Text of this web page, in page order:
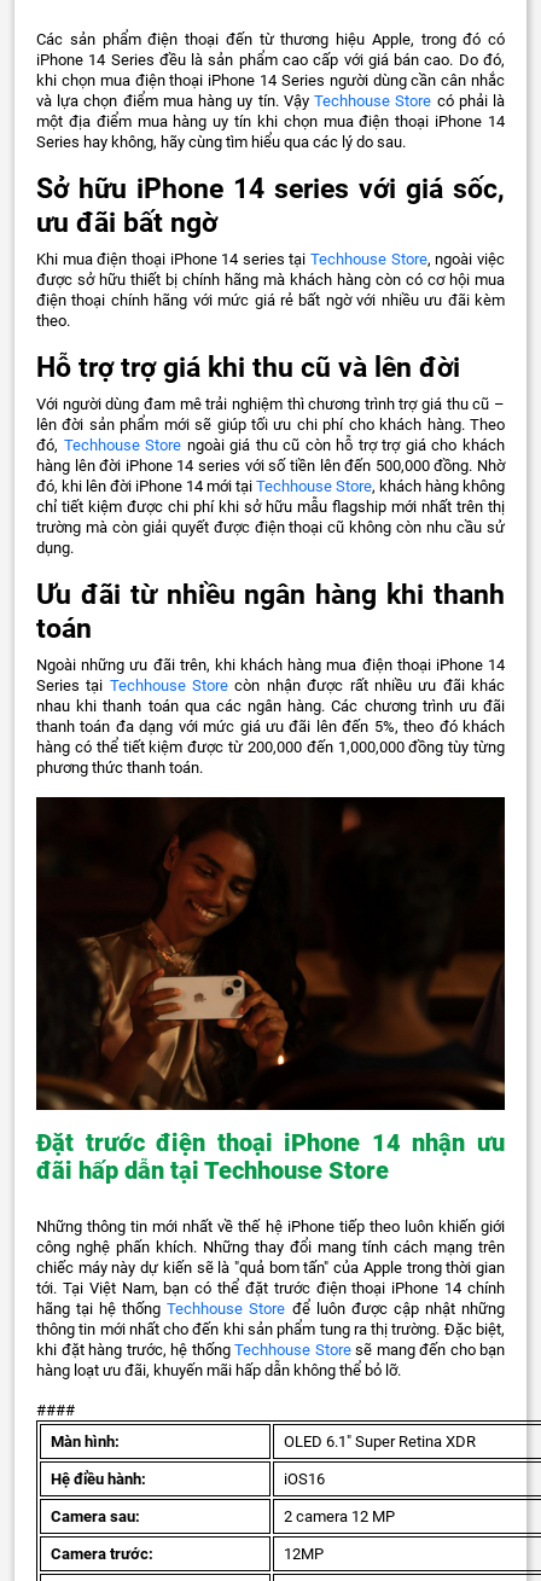
Các sản phẩm điện thoại đến từ thương hiệu Apple, trong đó có
iPhone 14 Series đều là sản phẩm cao cấp với giá bán cao. Do đó,
khi chọn mua điện thoại iPhone 14 Series người dùng cần cân nhắc
và lựa chọn điểm mua hàng uy tín. VậyTechhouse Store có phải là
một địa điểm mua hàng uy tín khi chọn mua điện thoại iPhone 14
Series hay không, hãy cùng tìm hiểu qua các lý do sau.
Sở hữu iPhone 14 series với giá sốc,
ưu đãi bất ngờ
Khi mua điện thoại iPhone 14 series tạiTechhouse Store, ngoài việc
được sở hữu thiết bị chính hãng mà khách hàng còn có cơ hội mua
điện thoại chính hãng với mức giá rẻ bất ngờ với nhiều ưu đãi kèm
theo.
Hỗ trợ trợ giá khi thu cũ và lên đời
Với người dùng đam mê trải nghiệm thì chương trình trợ giá thu cũ –
lên đời sản phẩm mới sẽ giúp tối ưu chi phí cho khách hàng. Theo
đó, Techhouse Store ngoài giá thu cũ còn hỗ trợ trợ giá cho khách
hàng lên đời iPhone 14 series với số tiền lên đến 500,000 đồng. Nhờ
đó, khi lên đời iPhone 14 mới tại Techhouse Store, khách hàng không
chỉ tiết kiệm được chi phí khi sở hữu mẫu flagship mới nhất trên thị
trường mà còn giải quyết được điện thoại cũ không còn nhu cầu sử
dụng.
Ưu đãi từ nhiều ngân hàng khi thanh
toán
Ngoài những ưu đãi trên, khi khách hàng mua điện thoại iPhone 14
Series tại Techhouse Store còn nhận được rất nhiều ưu đãi khác
nhau khi thanh toán qua các ngân hàng. Các chương trình ưu đãi
thanh toán đa dạng với mức giá ưu đãi lên đến 5%, theo đó khách
hàng có thể tiết kiệm được từ 200,000 đến 1,000,000 đồng tùy từng
phương thức thanh toán.
Đặt trước điện thoại iPhone 14 nhận ưu
đãi hấp dẫn tại Techhouse Store
Những thông tin mới nhất về thế hệ iPhone tiếp theo luôn khiến giới
công nghệ phấn khích. Những thay đổi mang tính cách mạng trên
chiếc máy này dự kiến sẽ là "quả bom tấn" của Apple trong thời gian
tới. Tại Việt Nam, bạn có thể đặt trước điện thoại iPhone 14 chính
hãng tại hệ thốngTechhouse Store để luôn được cập nhật những
thông tin mới nhất cho đến khi sản phẩm tung ra thị trường. Đặc biệt,
khi đặt hàng trước, hệ thống Techhouse Storesẽ mang đến cho bạn
hàng loạt ưu đãi, khuyến mãi hấp dẫn không thể bỏ lỡ.
####
Màn hình:
OLED 6.1" Super Retina XDR
Hệ điều hành: iOS16
Camera sau: 2 camera 12 MP
Camera trước: 12MP